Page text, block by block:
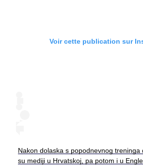
Voir cette publication sur
Nakon dolaska s popodnevnog treninga
su mediji u Hrvatskoj, pa potom i u